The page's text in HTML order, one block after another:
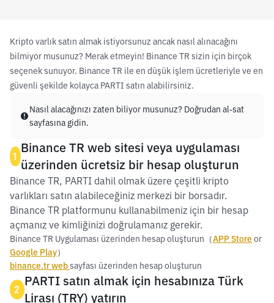
Kripto varlık satın almak istiyorsunuz ancak nasıl alınacağını
bilmiyor musunuz? Merak etmeyin! Binance TR sizin için birçok
seçenek sunuyor. Binance TR ile en düşük işlem ücretleriyle ve en
güvenli şekilde kolayca PARTI satın alabilirsiniz.
Nasıl alacağınızı zaten biliyor musunuz? Doğrudan al-sat
sayfasına gidin.
1
Binance TR web sitesi veya uygulaması
üzerinden ücretsiz bir hesap oluşturun
Binance TR, PARTI dahil olmak üzere çeşitli kripto
varlıkları satın alabileceğiniz merkezi bir borsadır.
Binance TR platformunu kullanabilmeniz için bir hesap
açmanız ve kimliğinizi doğrulamanız gerekir.
Binance TR Uygulaması üzerinden hesap oluşturun（APP Storeor
Google Play）
binance.tr websayfası üzerinden hesap oluşturun
2
PARTI satın almak için hesabınıza Türk
Lirası (TRY) yatırın